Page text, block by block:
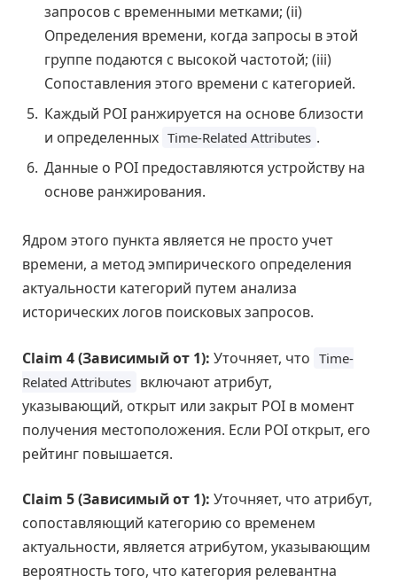
запросов с временными метками; (ii)
Определения времени, когда запросы в этой
группе подаются с высокой частотой; (iii)
Сопоставления этого времени с категорией.
Каждый POI ранжируется на основе близости
и определенных Time-Related Attributes .
Данные о POI предоставляются устройству на
основе ранжирования.
Ядром этого пункта является не просто учет
времени, а метод эмпирического определения
актуальности категорий путем анализа
исторических логов поисковых запросов.
Claim 4 (Зависимый от 1): Уточняет, что Time-
Related Attributes включают атрибут,
указывающий, открыт или закрыт POI в момент
получения местоположения. Если POI открыт, его
рейтинг повышается.
Claim 5 (Зависимый от 1): Уточняет, что атрибут,
сопоставляющий категорию со временем
актуальности, является атрибутом, указывающим
вероятность того, что категория релевантна